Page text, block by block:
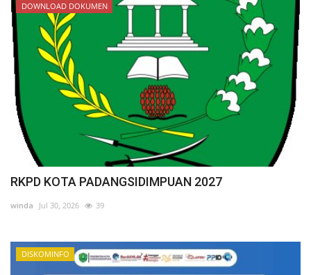
DOWNLOAD DOKUMEN
RKPD KOTA PADANGSIDIMPUAN 2027
winda Jul 30, 2026 39
DISKOMINFO